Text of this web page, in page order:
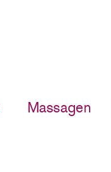
Massagen